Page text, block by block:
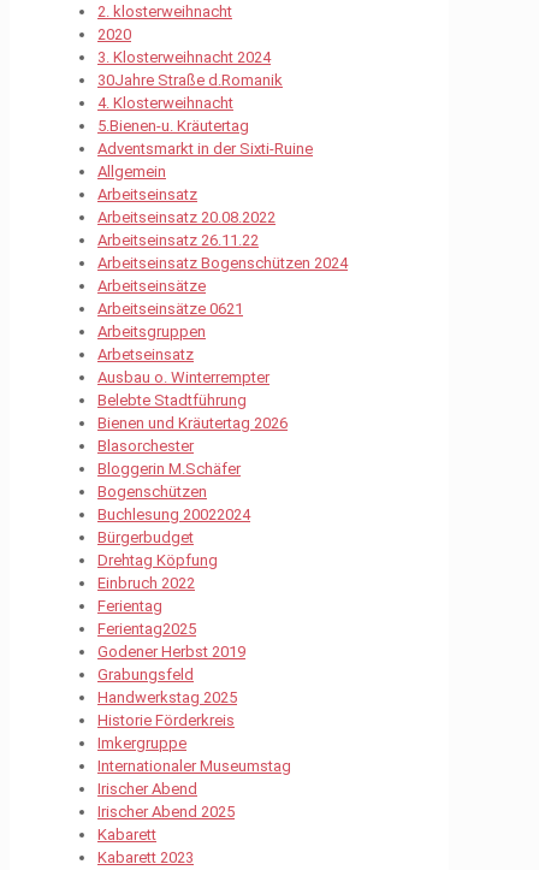
2. klosterweihnacht
2020
3. Klosterweihnacht 2024
30Jahre Straße d.Romanik
4. Klosterweihnacht
5.Bienen-u. Kräutertag
Adventsmarkt in der Sixti-Ruine
Allgemein
Arbeitseinsatz
Arbeitseinsatz 20.08.2022
Arbeitseinsatz 26.11.22
Arbeitseinsatz Bogenschützen 2024
Arbeitseinsätze
Arbeitseinsätze 0621
Arbeitsgruppen
Arbetseinsatz
Ausbau o. Winterrempter
Belebte Stadtführung
Bienen und Kräutertag 2026
Blasorchester
Bloggerin M.Schäfer
Bogenschützen
Buchlesung 20022024
Bürgerbudget
Drehtag Köpfung
Einbruch 2022
Ferientag
Ferientag2025
Godener Herbst 2019
Grabungsfeld
Handwerkstag 2025
Historie Förderkreis
Imkergruppe
Internationaler Museumstag
Irischer Abend
Irischer Abend 2025
Kabarett
Kabarett 2023